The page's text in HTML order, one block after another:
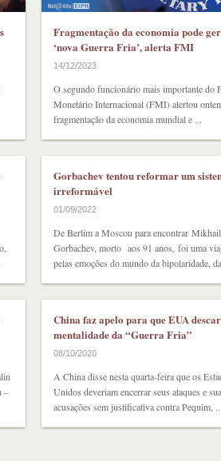
Fragmentação da economia pode
‘nova Guerra Fria’, alerta FMI
14/12/2023
O segundo funcionário mais importante do
Monetário Internacional (FMI) alertou
fragmentação da economia mundial e ...
Gorbachev tentou reformar um
irreformável
01/09/2022
De Berlim a Moscou para encontrar Mikhail
Gorbachev, morto aos 91 anos, foi uma
pelas emoções do mundo da bipolaridade,
–
China faz apelo para que EUA
mentalidade da “Guerra Fria”
08/10/2020
A China disse nesta quarta-feira que os
Unidos deveriam encerrar seus ataques e
acusações sem justificativa contra Pequim, ...